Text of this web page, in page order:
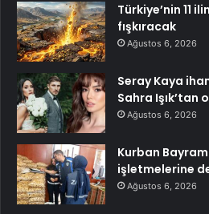
Türkiye’nin 11
fışkıracak
Ağustos 6, 2026
Seray Kaya
Sahra Işık’tan
Ağustos 6, 2026
Kurban
işletmelerine
Ağustos 6, 2026